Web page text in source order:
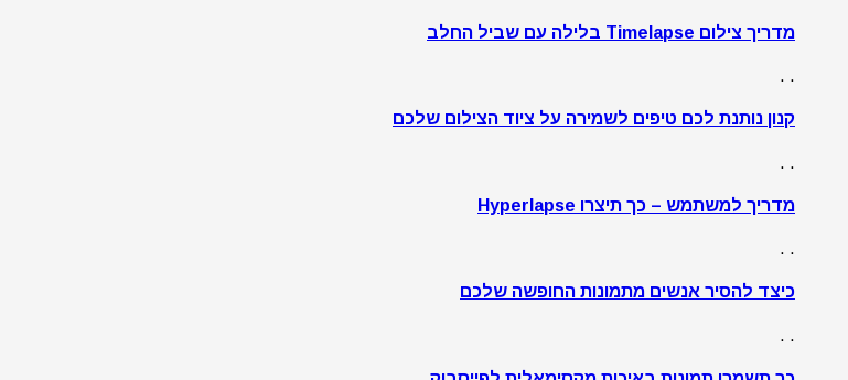
מדריך צילום Timelapse בלילה עם שביל החלב
. .
קנון נותנת לכם טיפים לשמירה על ציוד הצילום שלכם
. .
מדריך למשתמש – כך תיצרו Hyperlapse
. .
כיצד להסיר אנשים מתמונות החופשה שלכם
. .